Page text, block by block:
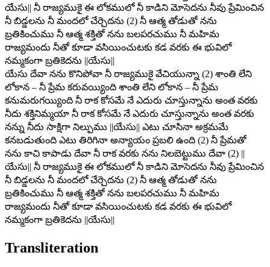
యేసు|| నీ రాజ్యముకై ఈ లోకములో నీ కాడిని మోసెదను నీవు ప్రేమించిన
నీ బిడ్డలను నీ మందలో చేర్చెదను (2) నీ ఆత్మ తోడుతో నను
బ్రతికించుము నీ ఆత్మ శక్తితో నను బలపరచుము నీ మహిమ
రాజ్యమందు నీతో కూడా వసియించుటకు కడ వరకు ఈ భువిలో
నమ్మకంగా బ్రతికెదను ||యేసు||
యేసు దేవా నను కొనిపోవా నీ రాజ్యముకై వేచియున్నా (2) శాంతి లేని
లోకాన – నీ ప్రేమ కరువయ్యింది శాంతి లేని లోకాన – నీ ప్రేమ
కనుమరుగయ్యింది నీ రాక కోసమే నే ఎదురు చూస్తున్నాను అంత వరకు
నీదు శక్తినిమ్మయా నీ రాక కోసమే నే ఎదురు చూస్తున్నాను అంత వరకు
నన్ను నీదు సాక్షిగా నిల్పుము ||యేసు|| ఎటు చూసినా అక్రమమే
కనబడుతుంది ఎటు తిరిగినా అన్యాయం ప్రబలి ఉంది (2) నీ ప్రేమతో
నను కాచి కాపాడు దేవా నీ రాక వరకు నను నిలబెట్టుము దేవా (2) ||
యేసు|| నీ రాజ్యముకై ఈ లోకములో నీ కాడిని మోసెదను నీవు ప్రేమించిన
నీ బిడ్డలను నీ మందలో చేర్చెదను (2) నీ ఆత్మ తోడుతో నను
బ్రతికించుము నీ ఆత్మ శక్తితో నను బలపరచుము నీ మహిమ
రాజ్యమందు నీతో కూడా వసియించుటకు కడ వరకు ఈ భువిలో
నమ్మకంగా బ్రతికెదను ||యేసు||
Transliteration